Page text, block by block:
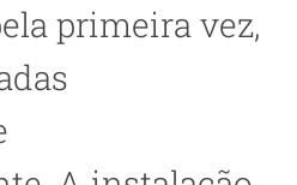
primeira vez,